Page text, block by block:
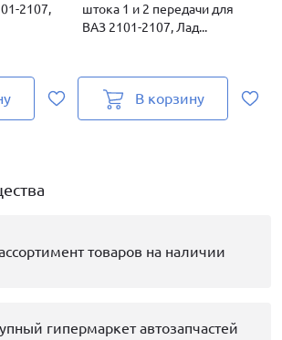
2107,
штока 1 и 2 передачи для
ВАЗ 2101-2107, Лад...
В корзину
товаров на наличии
гипермаркет автозапчастей